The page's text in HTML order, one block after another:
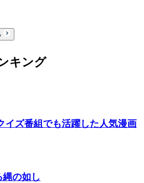
キング
イズ番組でも活躍した人気漫画
の如し